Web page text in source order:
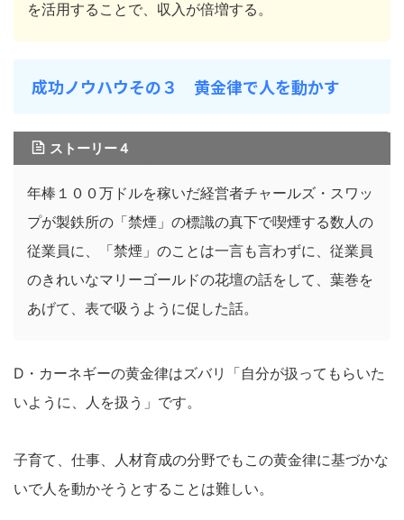
を活用することで、収入が倍増する。
成功ノウハウその３ 黄金律で人を動かす
ストーリー４
年棒１００万ドルを稼いだ経営者チャールズ・スワッ
プが製鉄所の「禁煙」の標識の真下で喫煙する数人の
従業員に、「禁煙」のことは一言も言わずに、従業員
のきれいなマリーゴールドの花壇の話をして、葉巻を
あげて、表で吸うように促した話。
D・カーネギーの黄金律はズバリ「自分が扱ってもらいた
いように、人を扱う」です。
子育て、仕事、人材育成の分野でもこの黄金律に基づかな
いで人を動かそうとすることは難しい。